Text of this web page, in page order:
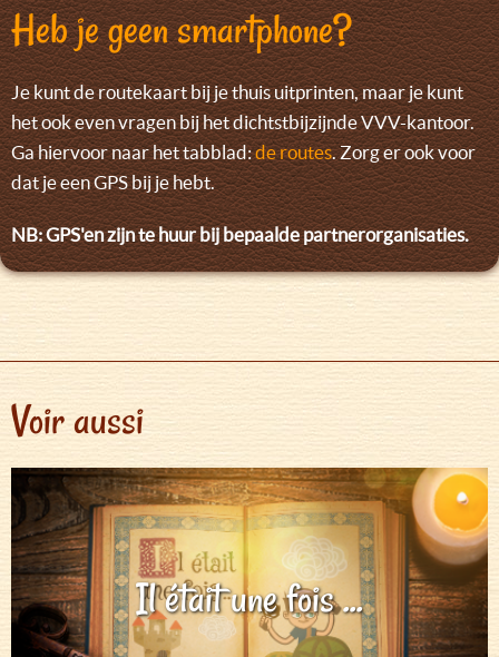
Heb je geen smartphone?
Je kunt de routekaart bij je thuis uitprinten, maar je kunt
het ook even vragen bij het dichtstbijzijnde VVV-kantoor.
Ga hiervoor naar het tabblad:de routes. Zorg er ook voor
dat je een GPS bij je hebt.
NB: GPS'en zijn te huur bij bepaalde partnerorganisaties.
Voir aussi
Il était une fois ...